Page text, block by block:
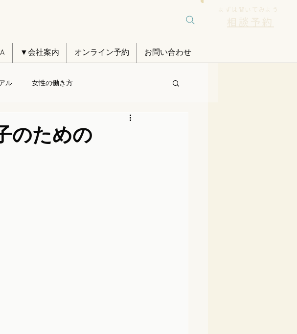
▼会社案内 オンライン予約 お問い合わせ
まずは聞いてみよう
相談予約
ル 女性の働き方
のための